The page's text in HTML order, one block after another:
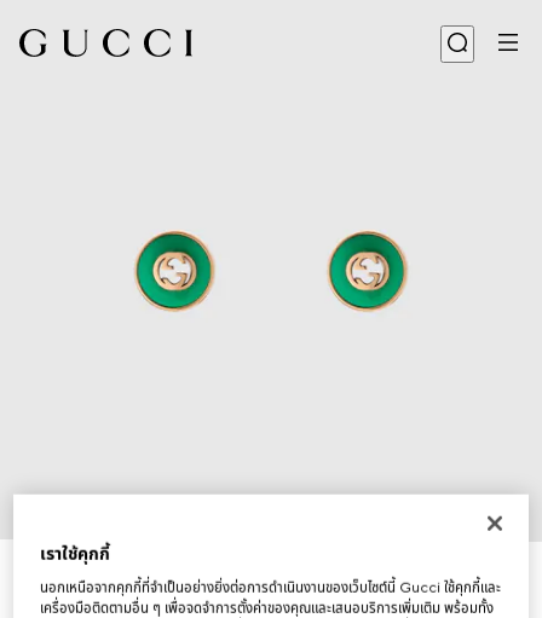
ต่างหู Gucci Interlocking 18k stud earrings
฿87,500
เราใช้คุกกี้
นอกเหนือจากคุกกี้ที่จำเป็นอย่างยิ่งต่อการดำเนินงานของเว็บไซต์นี้ Gucci ใช้คุกกี้และ
เครื่องมือติดตามอื่น ๆ เพื่อจดจำการตั้งค่าของคุณและเสนอบริการเพิ่มเติม พร้อมทั้ง